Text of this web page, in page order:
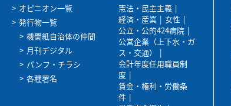
オピニオン一覧
発行物一覧
機関紙自治体の仲間
月刊デジタル
パンフ・チラシ
各種署名
憲法・民主主義
経済・産業
女性
公立・公的424病院
公営企業（上下水・ガ
ス・交通）
会計年度任用職員制
度
賃金・権利・労働条
件